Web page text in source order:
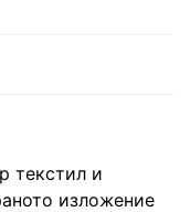
текстил и
изложение